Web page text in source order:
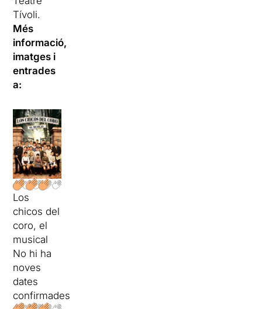
Tívoli.
Més
informació,
imatges i
entrades
a:
Los
chicos del
coro, el
musical
No hi ha
noves
dates
confirmades